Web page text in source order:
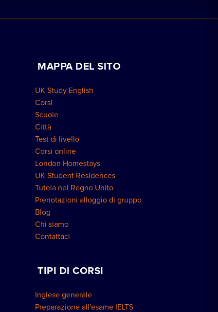
Visualizza le scuole
Prenota un soggiorno in famiglia
Prenotazioni di gruppo
Come prenotare
Residenze a Londra
MAPPA DEL SITO
UK Study English
Corsi
Scuole
Città
Test di livello
Corsi online
London Homestays
UK Student Residences
Tutela nel Regno Unito
Prenotazioni alloggio di gruppo
Blog
Chi siamo
Contattaci
TIPI DI CORSI
Inglese generale
Preparazione all'esame IELTS